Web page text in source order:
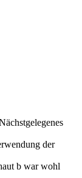
der
b war wohl